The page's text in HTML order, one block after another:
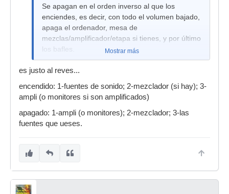
Se apagan en el orden inverso al que los
enciendes, es decir, con todo el volumen bajado,
apaga el ordenador, mesa de
mezclas/amplificador/etapa si tienes, y por último
los bafles.
Mostrar más
es justo al reves...
encendido: 1-fuentes de sonido; 2-mezclador (si hay); 3-
ampli (o monitores si son amplificados)
apagado: 1-ampli (o monitores); 2-mezclador; 3-las
fuentes que ueses.